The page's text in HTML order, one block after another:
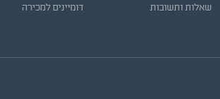
שאלות ותשובות
דומיינים למכירה